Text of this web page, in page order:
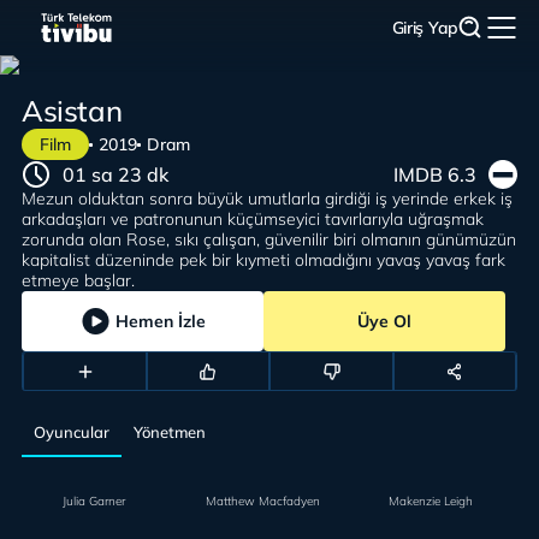
Giriş Yap
Film 2019 Dram
Asistan
Mezun olduktan sonra büyük umutlarla girdiği iş yerinde erkek iş
arkadaşları ve patronunun küçümseyici tavırlarıyla uğraşmak
zorunda olan Rose, sıkı çalışan, güvenilir biri olmanın günümüzün
kapitalist düzeninde pek bir kıymeti olmadığını yavaş yavaş fark
etmeye başlar.
01 sa 23 dk IMDB 6.3
Hemen İzle Üye Ol
Oyuncular Yönetmen
Julia Garner Matthew Macfadyen Makenzie Leigh